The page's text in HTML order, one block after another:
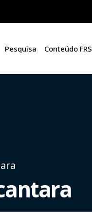
Pesquisa Conteúdo FRS